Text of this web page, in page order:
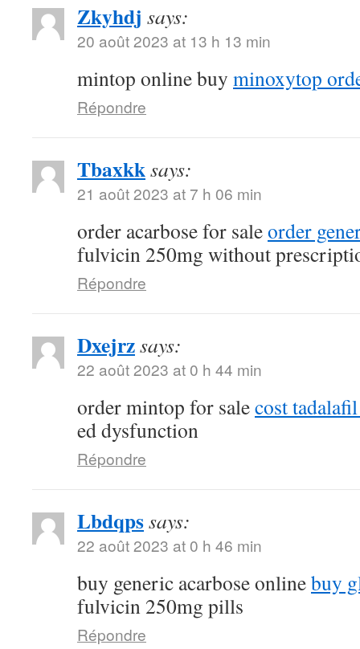
Zkyhdj says:
20 août 2023 at 13 h 13 min
mintop online buy minoxytop
Répondre
Tbaxkksays:
21 août 2023 at 7 h 06 min
order acarbose for saleorder
fulvicin 250mg without
Répondre
Dxejrzsays:
22 août 2023 at 0 h 44 min
order mintop for salecost
ed dysfunction
Répondre
Lbdqpssays:
22 août 2023 at 0 h 46 min
buy generic acarbose onlinebuy
fulvicin 250mg pills
Répondre